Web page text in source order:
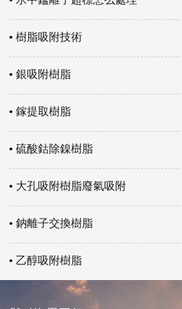
• 樹脂吸附技術
• 銀吸附樹脂
• 鎵提取樹脂
• 硫酸鈷除鎳樹脂
• 大孔吸附樹脂廢氣吸附
• 鈉離子交換樹脂
• 乙醇吸附樹脂